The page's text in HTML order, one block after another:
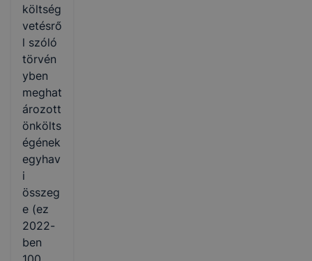
költség
vetésrő
l szóló
törvén
yben
meghat
ározott
önkölts
égének
egyhav
i
összeg
e (ez
2022-
ben